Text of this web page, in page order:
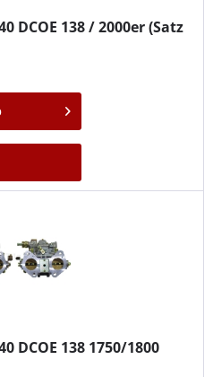
DCOE 138 / 2000er (Satz
DCOE 138 1750/1800